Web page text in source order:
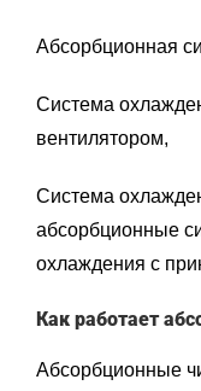
Абсорбционная
Система
вентилятором,
Система
абсорбционные
охлаждения с
Как работает
Абсорбционные